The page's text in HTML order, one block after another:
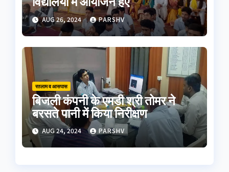
AUG 26, 2024 PARSHV
रतलाम व आसपास
बिजली कंपनी के एमडी श्री तोमर ने
बरसते पानी में किया निरीक्षण
AUG 24, 2024 PARSHV